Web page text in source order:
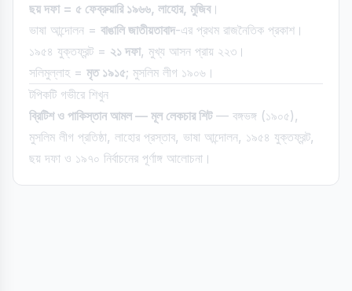
ছয় দফা = ৫ ফেব্রুয়ারি ১৯৬৬, লাহোর, মুজিব।
ভাষা আন্দোলন = বাঙালি জাতীয়তাবাদ-এর প্রথম রাজনৈতিক প্রকাশ।
১৯৫৪ যুক্তফ্রন্ট = ২১ দফা, মুখ্য আসন প্রায় ২২৩।
সলিমুল্লাহ = মৃত ১৯১৫; মুসলিম লীগ ১৯০৬।
টপিকটি গভীরে শিখুন
ব্রিটিশ ও পাকিস্তান আমল — মূল লেকচার শিট— বঙ্গভঙ্গ (১৯০৫),
মুসলিম লীগ প্রতিষ্ঠা, লাহোর প্রস্তাব, ভাষা আন্দোলন, ১৯৫৪ যুক্তফ্রন্ট,
ছয় দফা ও ১৯৭০ নির্বাচনের পূর্ণাঙ্গ আলোচনা।